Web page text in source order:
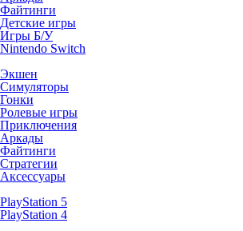
Файтинги
Детские игры
Игры Б/У
Nintendo Switch
Экшен
Симуляторы
Гонки
Ролевые игры
Приключения
Аркады
Файтинги
Стратегии
Аксессуары
PlayStation 5
PlayStation 4